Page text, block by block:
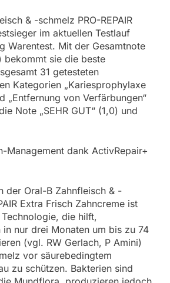
& -schmelz PRO-REPAIR
im aktuellen Testlauf
Warentest. Mit der Gesamtnote
bekommt sie die beste
31 getesteten
Kategorien „Kariesprophylaxe
„Entfernung von Verfärbungen“
Note „SEHR GUT“ (1,0) und
Management dank ActivRepair+
der Oral-B Zahnfleisch & -
Extra Frisch Zahncreme ist
die hilft,
in nur drei Monaten um bis zu 74
(vgl. RW Gerlach, P Amini)
vor säurebedingtem
zu schützen. Bakterien sind